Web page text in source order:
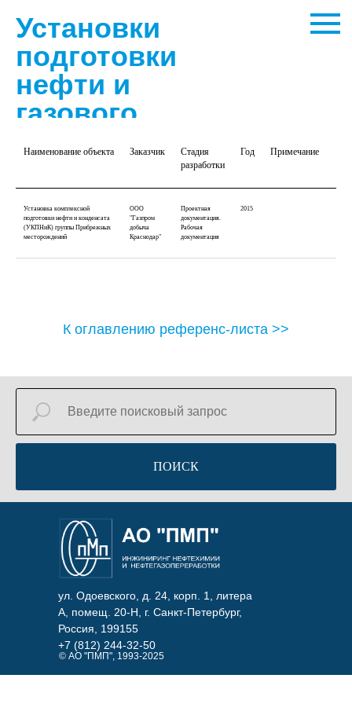
Установки
подготовки
нефти и
газового
конденсата:
Наименование объекта Заказчик
Стадия
разработки
Год Примечание
Установка комплексной
подготовки нефти и конденсата
(УКПНиК) группы Прибрежных
месторождений
ООО
"Газпром
добыча
Краснодар"
Проектная
документация.
Рабочая
документация
2015
К оглавлению референс-листа >>
ПОИСК
© АО "ПМП", 1993-2025
ул. Одоевского, д. 24, корп. 1, литера
А, помещ. 20-Н, г. Санкт-Петербург,
Россия, 199155
+7 (812) 244-32-50